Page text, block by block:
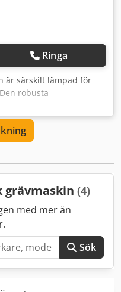
Ringa
är särskilt lämpad för
robusta
maskin idealisk för
- Tyst, vibrationssvag
med
- Optimal sikt -
grävmaskin (4)
med mer än
Sök